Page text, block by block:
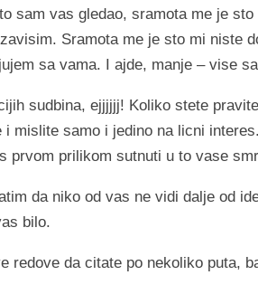
sam vas gledao, sramota me je
Sramota me je sto mi niste
sa vama. I ajde, manje – vise
sudbina, ejjjjjj! Koliko stete
i mislite samo i jedino na licni
prvom prilikom sutnuti u to vase
da niko od vas ne vidi dalje od
bilo.
redove da citate po nekoliko puta,